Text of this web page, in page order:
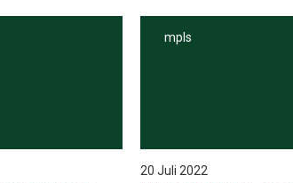
mpls
20 Juli 2022